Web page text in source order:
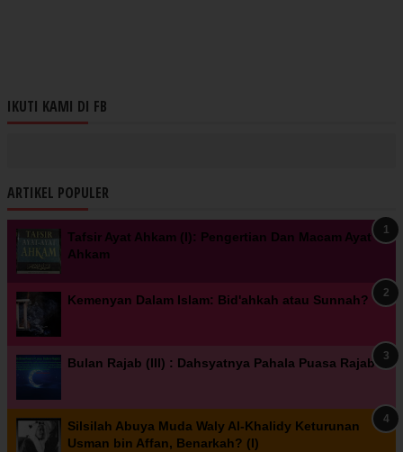
IKUTI KAMI DI FB
ARTIKEL POPULER
Tafsir Ayat Ahkam (I): Pengertian Dan Macam Ayat
Ahkam
Kemenyan Dalam Islam: Bid'ahkah atau Sunnah?
Bulan Rajab (III) : Dahsyatnya Pahala Puasa Rajab
Silsilah Abuya Muda Waly Al-Khalidy Keturunan
Usman bin Affan, Benarkah? (I)